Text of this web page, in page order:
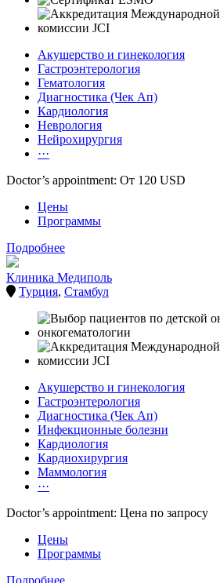
Акушерство и гинекология
Гастроэнтерология
Гематология
Диагностика (Чек Ап)
Кардиология
Неврология
Нейрохирургия
···
Doctor’s appointment: От 120 USD
Цены
Программы
Подробнее
Клиника Медиполь
Турция, Стамбул
Акушерство и гинекология
Гастроэнтерология
Диагностика (Чек Ап)
Инфекционные болезни
Кардиология
Кардиохирургия
Маммология
···
Doctor’s appointment: Цена по запросу
Цены
Программы